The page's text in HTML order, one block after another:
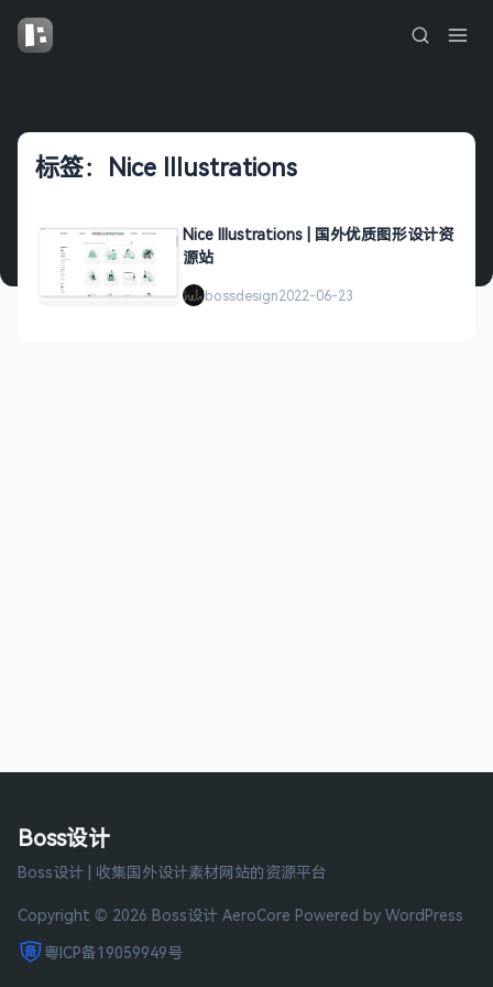
标签：Nice Illustrations
Nice Illustrations | 国外优质图形设计资
源站
bossdesign2022-06-23
Boss设计
Boss设计 | 收集国外设计素材网站的资源平台
Copyright © 2026 Boss设计 AeroCore Powered by WordPress
粤ICP备19059949号